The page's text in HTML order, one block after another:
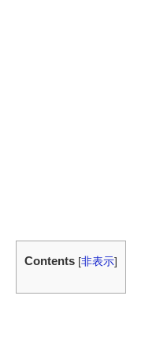
Contents [非表示]